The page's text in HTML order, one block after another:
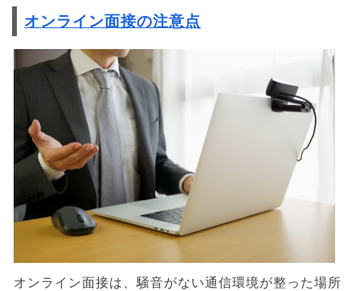
オンライン面接の注意点
オンライン面接は、騒音がない通信環境が整った場所